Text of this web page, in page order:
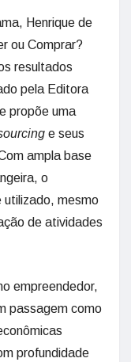
Henrique de
ou Comprar?
resultados
pela Editora
propõe uma
e seus
ampla base
o
utilizado, mesmo
de atividades
empreendedor,
passagem como
profundidade